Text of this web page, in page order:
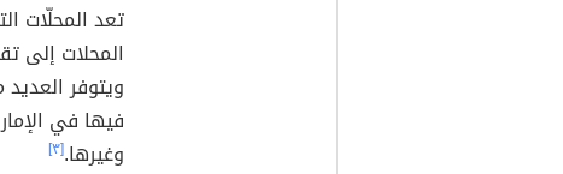
تعد المحلّات
المحلات إلى
ويتوفر العديد
فيها في
وغيرها.[٣]